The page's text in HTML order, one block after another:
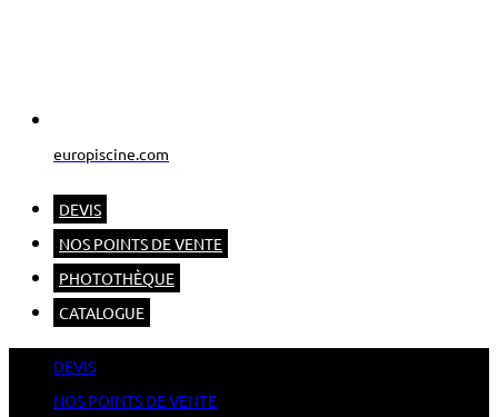
europiscine.com
DEVIS
NOS POINTS DE VENTE
PHOTOTHÈQUE
CATALOGUE
DEVIS
NOS POINTS DE VENTE